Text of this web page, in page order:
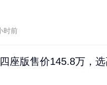
时前
座版售价145.8万，